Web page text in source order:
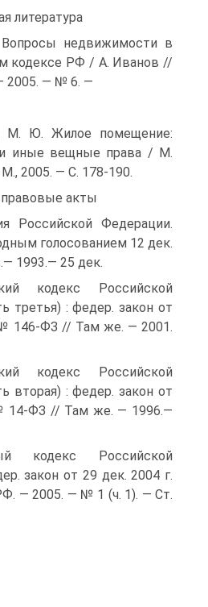
литература
недвижимости в
кодексе РФ / А. Иванов //
2005. — № 6. —
М. Ю. Жилое помещение:
и иные вещные права / М.
2005. — С. 178-190.
акты
Российской Федерации.
голосованием 12 дек.
1993.— 25 дек.
кодекс Российской
третья) : федер. закон от
№ 146-ФЗ // Там же. — 2001.
кодекс Российской
вторая) : федер. закон от
14-ФЗ // Там же. — 1996.—
кодекс Российской
закон от 29 дек. 2004 г.
— 2005. — № 1 (ч. 1). — Ст.